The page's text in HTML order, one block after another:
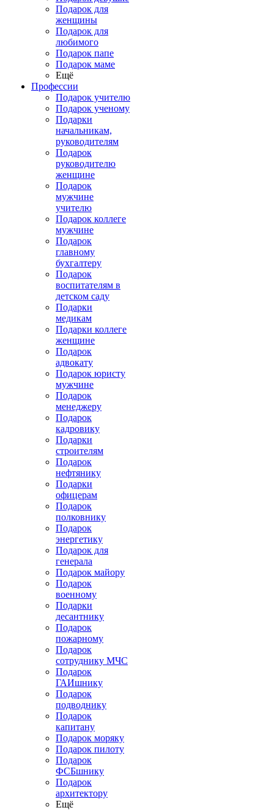
Подарок для
женщины
Подарок для
любимого
Подарок папе
Подарок маме
Ещё
Профессии
Подарок учителю
Подарок ученому
Подарки
начальникам,
руководителям
Подарок
руководителю
женщине
Подарок
мужчине
учителю
Подарок коллеге
мужчине
Подарок
главному
бухгалтеру
Подарок
воспитателям в
детском саду
Подарки
медикам
Подарки коллеге
женщине
Подарок
адвокату
Подарок юристу
мужчине
Подарок
менеджеру
Подарок
кадровику
Подарки
строителям
Подарок
нефтянику
Подарки
офицерам
Подарок
полковнику
Подарок
энергетику
Подарок для
генерала
Подарок майору
Подарок
военному
Подарки
десантнику
Подарок
пожарному
Подарок
сотруднику МЧС
Подарок
ГАИшнику
Подарок
подводнику
Подарок
капитану
Подарок моряку
Подарок пилоту
Подарок
ФСБшнику
Подарок
архитектору
Ещё